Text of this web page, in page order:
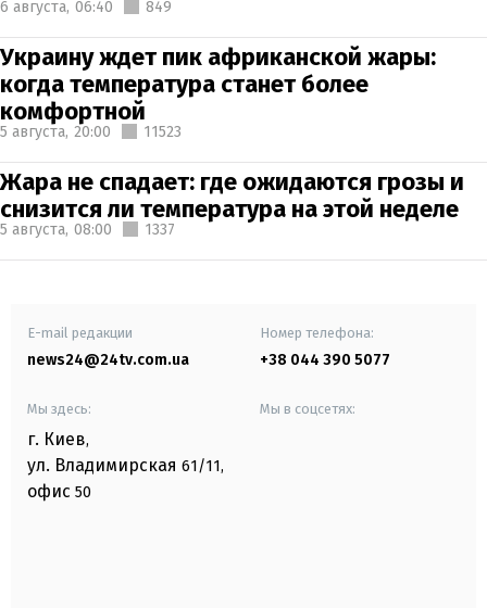
6 августа, 06:40 849
Украину ждет пик африканской жары:
когда температура станет более
комфортной
5 августа, 20:00 11523
Жара не спадает: где ожидаются грозы и
снизится ли температура на этой неделе
5 августа, 08:00 1337
E-mail редакции
news24@24tv.com.ua
Номер телефона:
+38 044 390 5077
Мы здесь:
г. Киев,
ул. Владимирская 61/11,
офис 50
Мы в соцсетях: